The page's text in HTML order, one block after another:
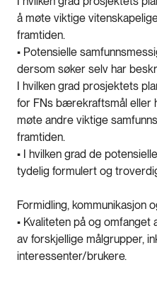
å møte viktige
framtiden.
• Potensielle
dersom søker selv har
I hvilken grad prosjektets
for FNs bærekraftsmål eller
møte andre viktige
framtiden.
• I hvilken grad de
tydelig formulert og
Formidling, kommunikasjon
• Kvaliteten på og omfanget
av forskjellige målgrupper,
interessenter/brukere.